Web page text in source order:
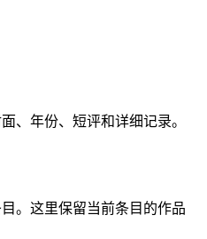
、年份、短评和详细记录。
。这里保留当前条目的作品